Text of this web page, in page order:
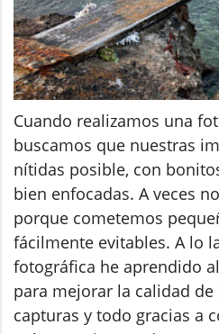
Cuando realizamos una
buscamos que nuestras
nítidas posible, con
bien enfocadas. A veces
porque cometemos
fácilmente evitables. A lo
fotográfica he aprendido
para mejorar la calidad
capturas y todo gracias a